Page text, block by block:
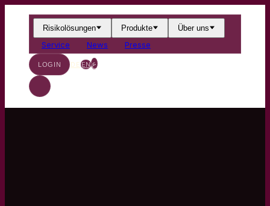
Risikolösungen Produkte Über uns
Service News Presse
LOGIN DEENع